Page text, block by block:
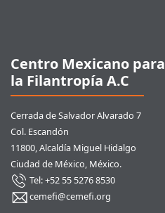
Centro Mexicano para
la Filantropía A.C
Cerrada de Salvador Alvarado 7
Col. Escandón
11800, Alcaldía Miguel Hidalgo
Ciudad de México, México.
Tel: +52 55 5276 8530
cemefi@cemefi.org